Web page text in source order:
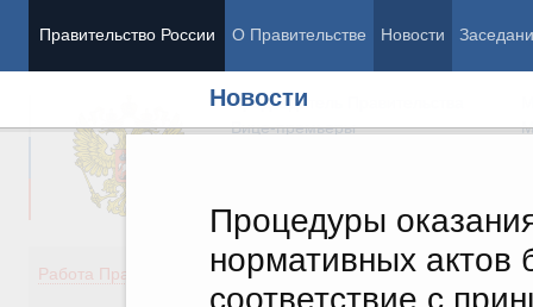
Правительство России О Правительстве Новости
Новости
Процедуры
нормативных актов
соответствие с
Председатель Правительства
Вице-премьеры
Работа Правительства
Демография
Здоровье